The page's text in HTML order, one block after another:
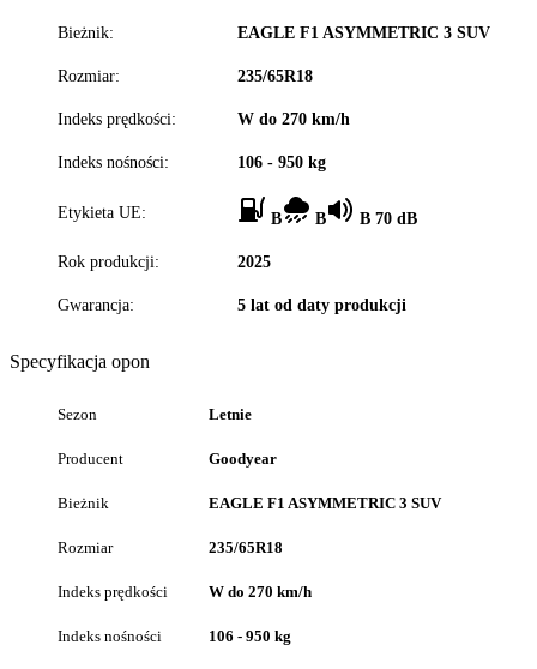
Bieżnik: EAGLE F1 ASYMMETRIC 3 SUV
Rozmiar: 235/65R18
Indeks prędkości: W do 270 km/h
Indeks nośności: 106 - 950 kg
Etykieta UE: B B B 70 dB
Rok produkcji: 2025
Gwarancja: 5 lat od daty produkcji
Specyfikacja opon
Sezon Letnie
Producent Goodyear
Bieżnik EAGLE F1 ASYMMETRIC 3 SUV
Rozmiar 235/65R18
Indeks prędkości W do 270 km/h
Indeks nośności 106 - 950 kg